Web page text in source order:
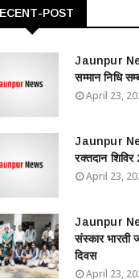
POST
Jaunpur
सम्मान निधि
April 23,
Jaunpur
रक्तदान
April 23,
Jaunpur
संस्कार भारती
दिवस
April 23,